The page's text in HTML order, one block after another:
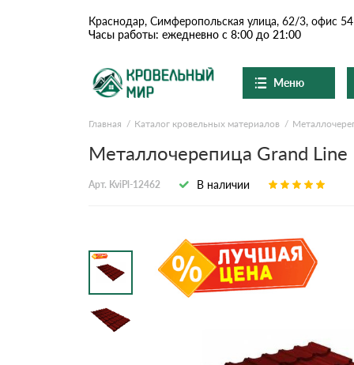
Краснодар, Симферопольская улица, 62/3, офис 54
Часы работы: ежедневно с 8:00 до 21:00
Меню
О компании
Доставка и оплата
Вопросы-ответы
Контакты
Ондулин и шифер
Доборные элементы
Черепица
Главная Каталог кровельных материалов
Металлочерепица Grand
Арт. KviPl-12462 В наличии